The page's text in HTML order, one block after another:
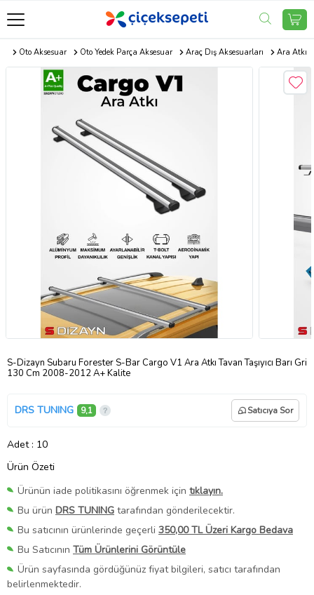
Oto Aksesuar Oto Yedek Parça Aksesuar Araç Dış Aksesuarları Ara Atkı
S-Dizayn Subaru Forester S-Bar Cargo V1 Ara Atkı Tavan Taşıyıcı Barı Gri
130 Cm 2008-2012 A+ Kalite
DRS TUNING 9,1 Satıcıya Sor
Adet : 10
Ürün Özeti
Ürünün iade politikasını öğrenmek için tıklayın.
Bu ürün DRS TUNING tarafından gönderilecektir.
Bu satıcının ürünlerinde geçerli 350,00 TL Üzeri Kargo Bedava
Bu Satıcının Tüm Ürünlerini Görüntüle
Ürün sayfasında gördüğünüz fiyat bilgileri, satıcı tarafından
belirlenmektedir.